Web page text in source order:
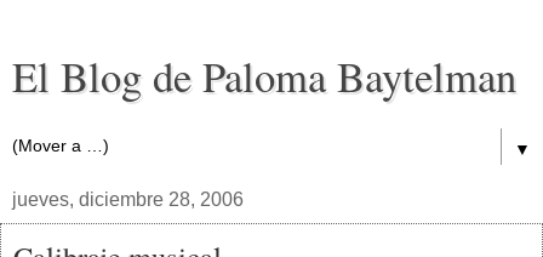
El Blog de Paloma Baytelman
▼
jueves, diciembre 28, 2006